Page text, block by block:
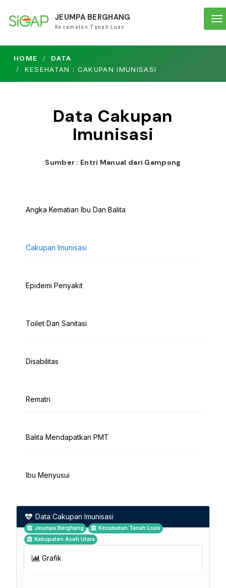
JEUMPA BERGHANG
Kecamatan Tanah Luas
HOME
DATA
KESEHATAN : CAKUPAN IMUNISASI
Data Cakupan
Imunisasi
Sumber : Entri Manual dari Gampong
Angka Kematian Ibu Dan Balita
Cakupan Imunisasi
Epidemi Penyakit
Toilet Dan Sanitasi
Disabilitas
Rematri
Balita Mendapatkan PMT
Ibu Menyusui
Data Cakupan Imunisasi
Jeumpa Berghang
Kecamatan Tanah Luas
Kabupaten Aceh Utara
Grafik